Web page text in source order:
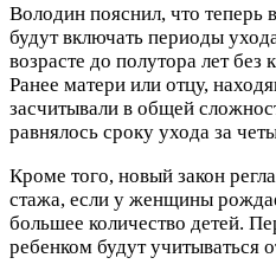
Володин пояснил, что теперь
будут включать периоды
возрасте до полутора лет без
Ранее матери или отцу,
засчитывали в общей
равнялось сроку ухода за
Кроме того, новый закон
стажа, если у женщины
большее количество детей.
ребенком будут учитываться